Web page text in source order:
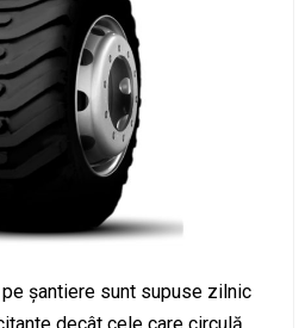
șantiere sunt supuse zilnic